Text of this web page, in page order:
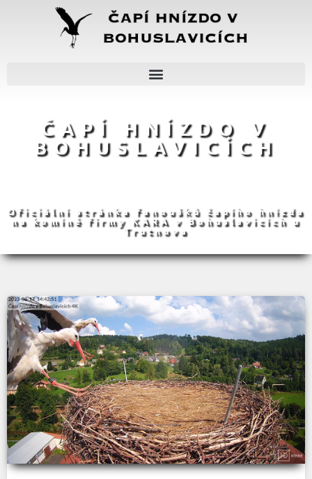
ČAPÍ HNÍZDO V
BOHUSLAVICÍCH
Oficiální stránka fanoušků čapího hnízda
na komíně firmy KARA v Bohuslavicích u
Trutnova